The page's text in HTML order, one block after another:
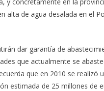
de agua desalada en el
dar garantía de
que actualmente se
que en 2010 se realizó
estimada de 25 millones de